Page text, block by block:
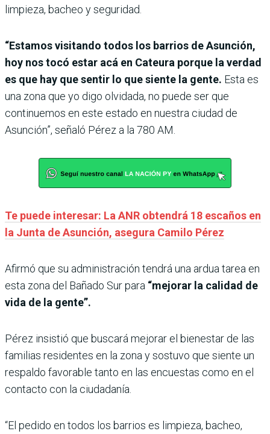
limpieza, bacheo y seguridad.
“Estamos visitando todos los barrios de Asunción,
hoy nos tocó estar acá en Cateura porque la verdad
es que hay que sentir lo que siente la gente. Esta es
una zona que yo digo olvidada, no puede ser que
continuemos en este estado en nuestra ciudad de
Asunción”, señaló Pérez a la 780 AM.
Te puede interesar: La ANR obtendrá 18 escaños en
la Junta de Asunción, asegura Camilo Pérez
Afirmó que su administración tendrá una ardua tarea en
esta zona del Bañado Sur para “mejorar la calidad de
vida de la gente”.
Pérez insistió que buscará mejorar el bienestar de las
familias residentes en la zona y sostuvo que siente un
respaldo favorable tanto en las encuestas como en el
contacto con la ciudadanía.
“El pedido en todos los barrios es limpieza, bacheo,